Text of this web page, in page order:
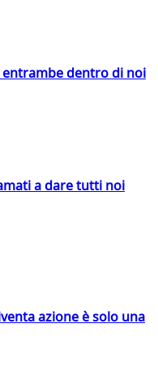
dentro di noi
a dare tutti noi
azione è solo una